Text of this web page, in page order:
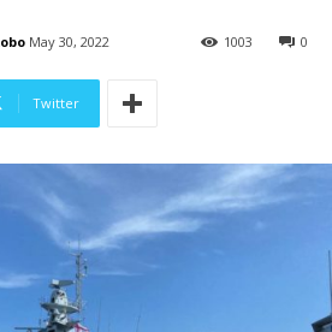
May 30, 2022 0
1003
Twitter